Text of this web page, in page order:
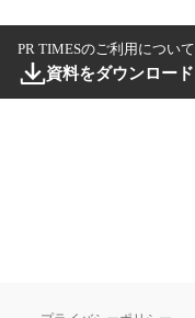
PR TIMESのご利用について
資料をダウンロード